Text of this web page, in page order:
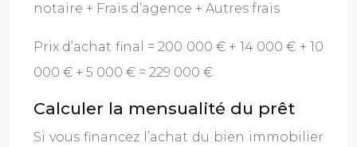
notaire + Frais d’agence + Autres frais
Prix d’achat final = 200 000 € + 14 000 € + 10
000 € + 5 000 € = 229 000 €
Calculer la mensualité du prêt
Si vous financez l’achat du bien immobilier